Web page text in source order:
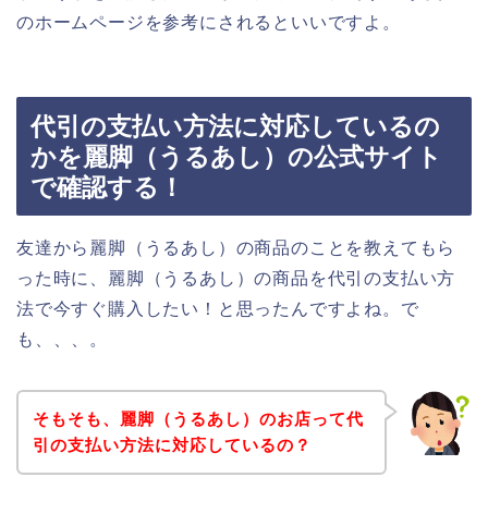
のホームページを参考にされるといいですよ。
代引の支払い方法に対応しているの
かを麗脚（うるあし）の公式サイト
で確認する！
友達から麗脚（うるあし）の商品のことを教えてもら
った時に、麗脚（うるあし）の商品を代引の支払い方
法で今すぐ購入したい！と思ったんですよね。で
も、、、。
そもそも、麗脚（うるあし）のお店って代
引の支払い方法に対応しているの？